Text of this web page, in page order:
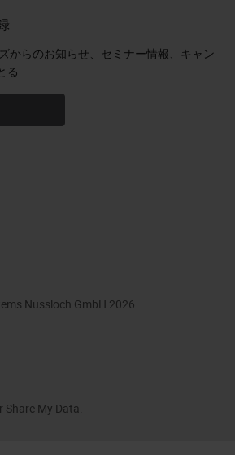
からのお知らせ、セミナー情報、キャン
る
Nussloch GmbH 2026
Share My Data.